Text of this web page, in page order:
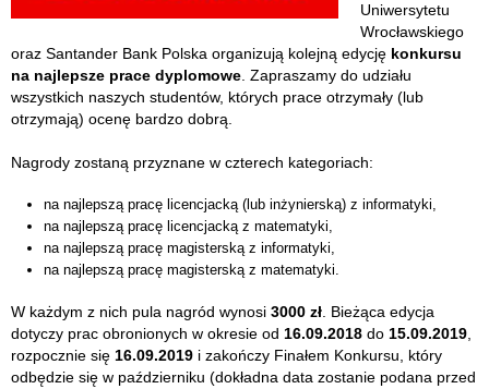
Uniwersytetu
Wrocławskiego
oraz Santander Bank Polska organizują kolejną edycję konkursu
na najlepsze prace dyplomowe . Zapraszamy do udziału
wszystkich naszych studentów, których prace otrzymały (lub
otrzymają) ocenę bardzo dobrą.
Nagrody zostaną przyznane w czterech kategoriach:
na najlepszą pracę licencjacką (lub inżynierską) z informatyki,
na najlepszą pracę licencjacką z matematyki,
na najlepszą pracę magisterską z informatyki,
na najlepszą pracę magisterską z matematyki.
W każdym z nich pula nagród wynosi 3000 zł. Bieżąca edycja
dotyczy prac obronionych w okresie od 16.09.2018 do 15.09.2019,
rozpocznie się 16.09.2019 i zakończy Finałem Konkursu, który
odbędzie się w październiku (dokładna data zostanie podana przed